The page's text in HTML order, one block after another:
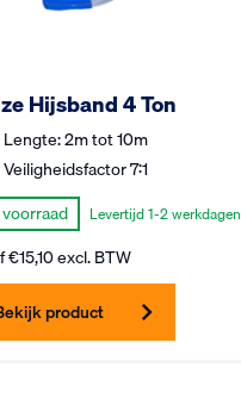
Hijsband 4 Ton
Lengte: 2m tot 10m
Veiligheidsfactor 7:1
Levertijd 1-2 werkdagen
€15,10excl. BTW
product